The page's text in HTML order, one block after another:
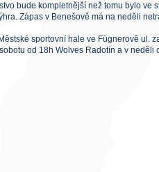
bude kompletnější než tomu bylo ve
Zápas v Benešově má na neděli
sportovní hale ve Fügnerově ul.
od 18h Wolves Radotín a v neděli